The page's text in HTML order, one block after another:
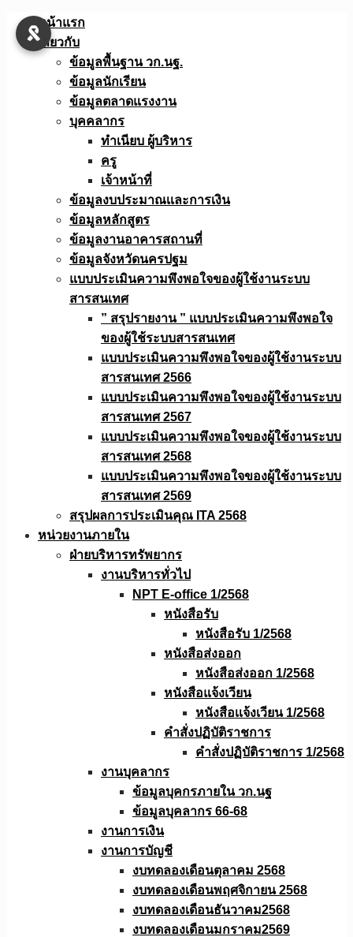
Skip
หน้าแรก
เกี่ยวกับ
ข้อมูลพื้นฐาน วก.นฐ.
ข้อมูลนักเรียน
ข้อมูลตลาดแรงงาน
บุคคลากร
ทำเนียบ ผู้บริหาร
ครู
เจ้าหน้าที่
ข้อมูลงบประมาณเเละการเงิน
ข้อมูลหลักสูตร
ข้อมูลงานอาคารสถานที่
ข้อมูลจังหวัดนครปฐม
แบบประเมินความพึงพอใจของผู้ใช้งานระบบ
สารสนเทศ
” สรุปรายงาน ” แบบประเมินความพึงพอใจ
ของผู้ใช้ระบบสารสนเทศ
แบบประเมินความพึงพอใจของผู้ใช้งานระบบ
สารสนเทศ 2566
แบบประเมินความพึงพอใจของผู้ใช้งานระบบ
สารสนเทศ 2567
แบบประเมินความพึงพอใจของผู้ใช้งานระบบ
สารสนเทศ 2568
แบบประเมินความพึงพอใจของผู้ใช้งานระบบ
สารสนเทศ 2569
สรุปผลการประเมินคุณ ITA 2568
หน่วยงานภายใน
ฝ่ายบริหารทรัพยากร
งานบริหารทั่วไป
NPT E-office 1/2568
หนังสือรับ
หนังสือรับ 1/2568
หนังสือส่งออก
หนังสือส่งออก 1/2568
หนังสือแจ้งเวียน
หนังสือเเจ้งเวียน 1/2568
คำสั่งปฏิบัติราชการ
คำสั่งปฏิบัติราชการ 1/2568
งานบุคลากร
ข้อมูลบุคกรภายใน วก.นฐ
ข้อมูลบุคลากร 66-68
งานการเงิน
งานการบัญชี
งบทดลองเดือนตุลาคม 2568
งบทดลองเดือนพฤศจิกายน 2568
งบทดลองเดือนธันวาคม2568
งบทดลองเดือนมกราคม2569